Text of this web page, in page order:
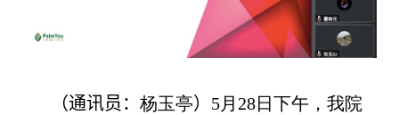
（通讯员：杨玉亭） 5月 28日下午，我院